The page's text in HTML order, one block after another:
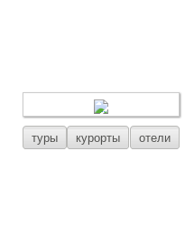
туры курорты отели